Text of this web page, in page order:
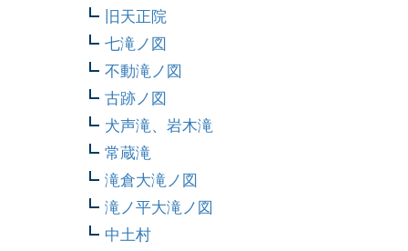
旧天正院
七滝ノ図
不動滝ノ図
古跡ノ図
犬声滝、岩木滝
常蔵滝
滝倉大滝ノ図
滝ノ平大滝ノ図
中土村